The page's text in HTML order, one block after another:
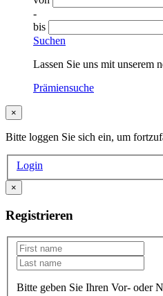
-
bis
Suchen
Lassen Sie uns mit unserem
Prämiensuche
×
Bitte loggen Sie sich ein, um
Login
×
Registrieren
Bitte geben Sie Ihren Vor- oder